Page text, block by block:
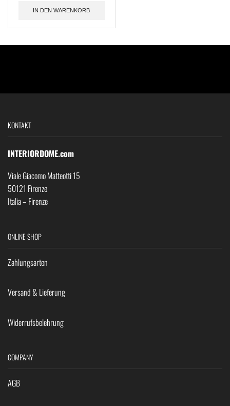
IN DEN WARENKORB
KONTAKT
INTERIORDOME.com
Viale Giacomo Matteotti 15
50121 Firenze
Italia – Firenze
ONLINE SHOP
Zahlungsarten
Versand & Lieferung
Widerrufsbelehrung
COMPANY
AGB